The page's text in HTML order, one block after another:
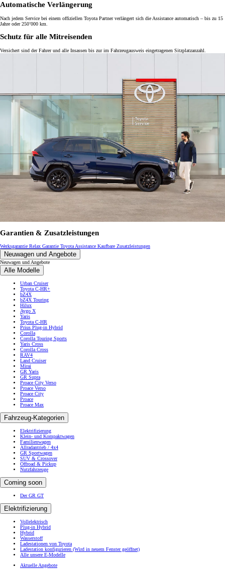
Automatische Verlängerung
Nach jedem Service bei einem offiziellen Toyota Partner verlängert sich die Assistance automatisch – bis zu 15
Jahre oder 250’000 km.
Schutz für alle Mitreisenden
Versichert sind der Fahrer und alle Insassen bis zur im Fahrzeugausweis eingetragenen Sitzplatzanzahl.
Garantien & Zusatzleistungen
Werksgarantie Relax Garantie Toyota Assistance Kaufbare Zusatzleistungen
Neuwagen und Angebote
Neuwagen und Angebote
Alle Modelle
Urban Cruiser
Toyota C-HR+
bZ4X
bZ4X Touring
Hilux
Aygo X
Yaris
Toyota C-HR
Prius Plug-in Hybrid
Corolla
Corolla Touring Sports
Yaris Cross
Corolla Cross
RAV4
Land Cruiser
Mirai
GR Yaris
GR Supra
Proace City Verso
Proace Verso
Proace City
Proace
Proace Max
Fahrzeug-Kategorien
Elektrifizierung
Klein- und Kompaktwagen
Familienwagen
Allradantrieb / 4x4
GR Sportwagen
SUV & Crossover
Offroad & Pickup
Nutzfahrzeuge
Coming soon
Der GR GT
Elektrifizierung
Vollelektrisch
Plug-in Hybrid
Hybrid
Wasserstoff
Ladestationen von Toyota
Ladestation konfigurieren (Wird in neuem Fenster geöffnet)
Alle unsere E-Modelle
Aktuelle Angebote